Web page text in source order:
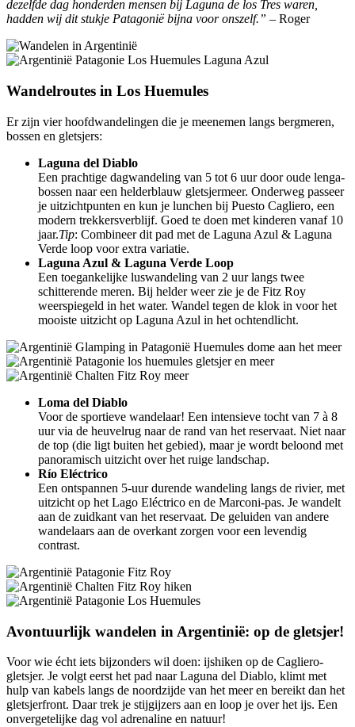
dezelfde dag honderden mensen bij Laguna de los Tres waren,
hadden wij dit stukje Patagonië bijna voor onszelf.” – Roger
Wandelroutes in Los Huemules
Er zijn vier hoofdwandelingen die je meenemen langs bergmeren,
bossen en gletsjers:
Laguna del Diablo
Een prachtige dagwandeling van 5 tot 6 uur door oude lenga-
bossen naar een helderblauw gletsjermeer. Onderweg passeer
je uitzichtpunten en kun je lunchen bij Puesto Cagliero, een
modern trekkersverblijf. Goed te doen met kinderen vanaf 10
jaar.Tip: Combineer dit pad met de Laguna Azul & Laguna
Verde loop voor extra variatie.
Laguna Azul & Laguna Verde Loop
Een toegankelijke luswandeling van 2 uur langs twee
schitterende meren. Bij helder weer zie je de Fitz Roy
weerspiegeld in het water. Wandel tegen de klok in voor het
mooiste uitzicht op Laguna Azul in het ochtendlicht.
Loma del Diablo
Voor de sportieve wandelaar! Een intensieve tocht van 7 à 8
uur via de heuvelrug naar de rand van het reservaat. Niet naar
de top (die ligt buiten het gebied), maar je wordt beloond met
panoramisch uitzicht over het ruige landschap.
Río Eléctrico
Een ontspannen 5-uur durende wandeling langs de rivier, met
uitzicht op het Lago Eléctrico en de Marconi-pas. Je wandelt
aan de zuidkant van het reservaat. De geluiden van andere
wandelaars aan de overkant zorgen voor een levendig
contrast.
Avontuurlijk wandelen in Argentinië: op de gletsjer!
Voor wie écht iets bijzonders wil doen: ijshiken op de Cagliero-
gletsjer. Je volgt eerst het pad naar Laguna del Diablo, klimt met
hulp van kabels langs de noordzijde van het meer en bereikt dan het
gletsjerfront. Daar trek je stijgijzers aan en loop je over het ijs. Een
onvergetelijke dag vol adrenaline en natuur!